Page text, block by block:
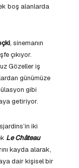
boş alanlarda
, sinemanın
çıkıyor.
Gözeller iş
günümüze
gibi
getiriyor.
iki
Le Château
kayda alarak,
dair kişisel bir